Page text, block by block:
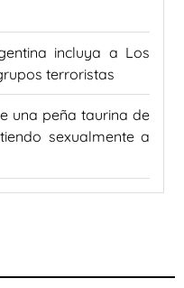
incluya a Los
terroristas
una peña taurina de
sexualmente a